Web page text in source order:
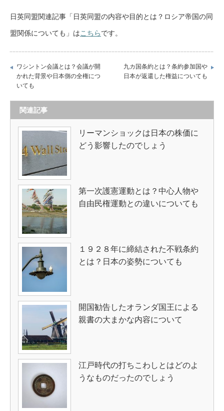
日英同盟関連記事「日英同盟の内容や目的とは？ロシア帝国の同
盟関係についても」はこちらです。
ワシントン会議とは？会議が開
かれた背景や日本側の全権につ
いても
九カ国条約とは？条約参加国や
日本が返還した権益についても
関連記事
リーマンショックは日本の株価に
どう影響したのでしょう
第一次護憲運動とは？中心人物や
自由民権運動との違いについても
１９２８年に締結された不戦条約
とは？日本の姿勢についても
開国勧告したオランダ国王による
親書の大まかな内容について
江戸時代の打ちこわしとはどのよ
うなものだったのでしょう